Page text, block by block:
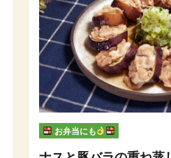
お弁当にも